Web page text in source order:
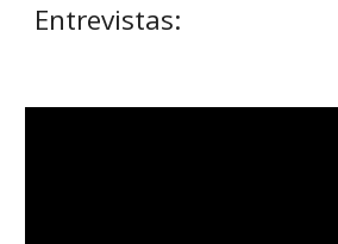
Entrevistas: